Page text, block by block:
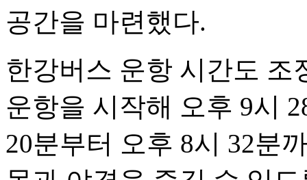
공간을 마련했다.
한강버스 운항 시간도 조
운항을 시작해 오후 9시
20분부터 오후 8시 32분